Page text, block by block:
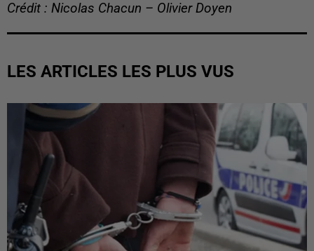
Crédit : Nicolas Chacun – Olivier Doyen
LES ARTICLES LES PLUS VUS